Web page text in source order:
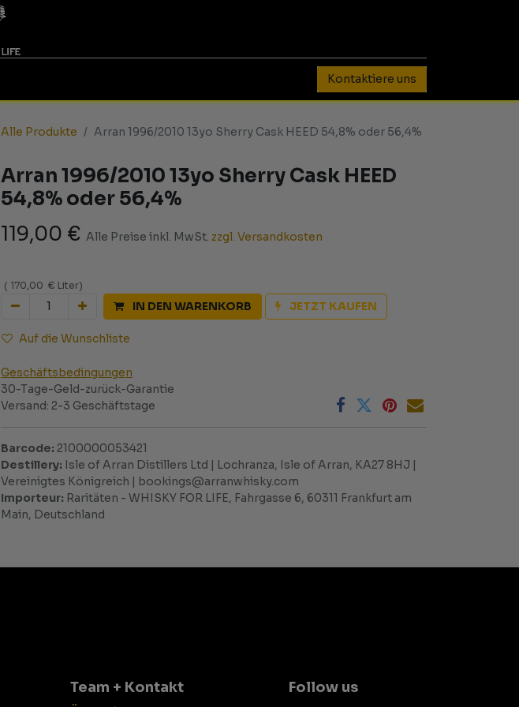
Kontaktiere uns
Alle Produkte Arran 1996/2010 13yo Sherry Cask HEED 54,8% oder 56,4%
Arran 1996/2010 13yo Sherry Cask HEED
54,8% oder 56,4%
119,00 € Alle Preise inkl. MwSt. zzgl. Versandkosten
( 170,00 € Liter)
IN DEN WARENKORB JETZT KAUFEN
Auf die Wunschliste
Geschäftsbedingungen
30-Tage-Geld-zurück-Garantie
Versand: 2-3 Geschäftstage
Barcode: 2100000053421
Destillery: Isle of Arran Distillers Ltd | Lochranza, Isle of Arran, KA27 8HJ |
Vereinigtes Königreich | bookings@arranwhisky.com
Importeur: Raritäten - WHISKY FOR LIFE, Fahrgasse 6, 60311 Frankfurt am
Main, Deutschland
Follow us
Team + Kontakt